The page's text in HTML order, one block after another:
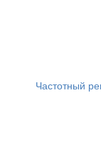
Частотный